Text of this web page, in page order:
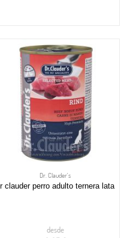
Dr. Clauder's
clauder perro adulto ternera lata
desde